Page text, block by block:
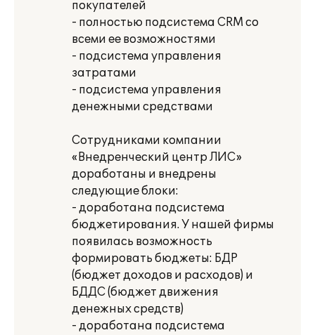
покупателей
- полностью подсистема CRM со
всеми ее возможностями
- подсистема управления
затратами
- подсистема управления
денежными средствами
Сотрудниками компании
«Внедренческий центр ЛИС»
доработаны и внедрены
следующие блоки:
- доработана подсистема
бюджетирования. У нашей фирмы
появилась возможность
формировать бюджеты: БДР
(бюджет доходов и расходов) и
БДДС (бюджет движения
денежных средств)
- доработана подсистема